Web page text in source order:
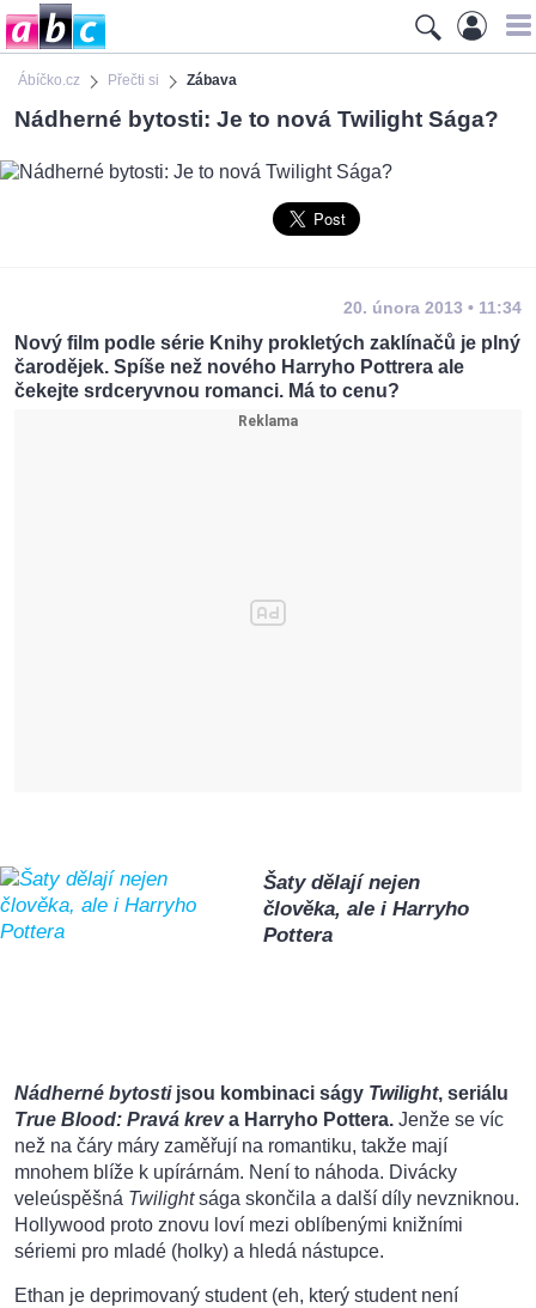
Ábíčko.cz Přečti si Zábava
Nádherné bytosti: Je to nová Twilight Sága?
20. února 2013 • 11:34
Nový film podle série Knihy prokletých zaklínačů je plný
čarodějek. Spíše než nového Harryho Pottrera ale
čekejte srdceryvnou romanci. Má to cenu?
Šaty dělají nejen
člověka, ale i Harryho
Pottera
Nádherné bytostijsou kombinaci ságy Twilight, seriálu
True Blood: Pravá kreva Harryho Pottera. Jenže se víc
než na čáry máry zaměřují na romantiku, takže mají
mnohem blíže k upírárnám. Není to náhoda. Divácky
veleúspěšná Twilightsága skončila a další díly nevzniknou.
Hollywood proto znovu loví mezi oblíbenými knižními
sériemi pro mladé (holky) a hledá nástupce.
Ethan je deprimovaný student (eh, který student není